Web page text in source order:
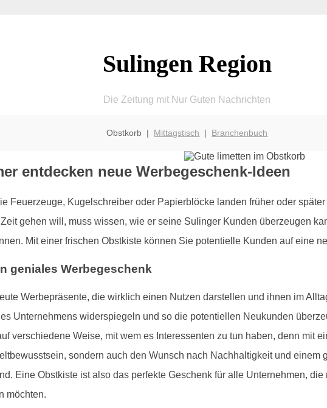
Sulingen Region
Die Zeitung mit Nur Guten Nachrichten
Obstkorb | Mittagstisch | Branchenbuch
entdecken neue Werbegeschenk-Ideen
Feuerzeuge, Kugelschreiber oder Papierblöcke landen früher oder
gehen will, muss wissen, wie er seine Sulinger Kunden überzeugen
Mit einer frischen Obstkiste können Sie potentielle Kunden auf eine
geniales Werbegeschenk
Werbepräsente, die wirklich einen Nutzen darstellen und ihnen im
Unternehmens widerspiegeln und so die potentiellen Neukunden
verschiedene Weise, mit wem es Interessenten zu tun haben, denn mit
sondern auch den Wunsch nach Nachhaltigkeit und einem
Eine Obstkiste ist also das perfekte Geschenk für alle Unternehmen,
möchten.